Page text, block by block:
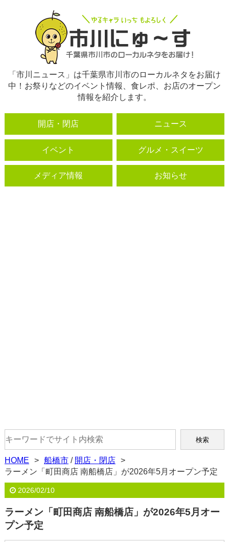
「市川ニュース」は千葉県市川市のローカルネタをお届け
中！お祭りなどのイベント情報、食レポ、お店のオープン
情報を紹介します。
開店・閉店 ニュース
イベント グルメ・スイーツ
メディア情報 お知らせ
HOME 船橋市/ 開店・閉店
ラーメン「町田商店 南船橋店」が2026年5月オープン予定
2026/02/10
ラーメン「町田商店 南船橋店」が2026年5月オー
プン予定